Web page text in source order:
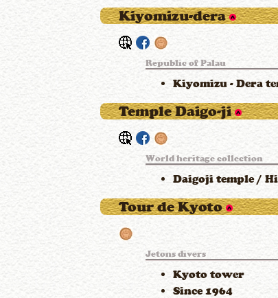
Kiyomizu-dera
Republic of Palau
Kiyomizu - Dera
Temple Daigo-ji
World heritage collection
Daigoji temple /
Tour de Kyoto
Jetons divers
Kyoto tower
Since 1964